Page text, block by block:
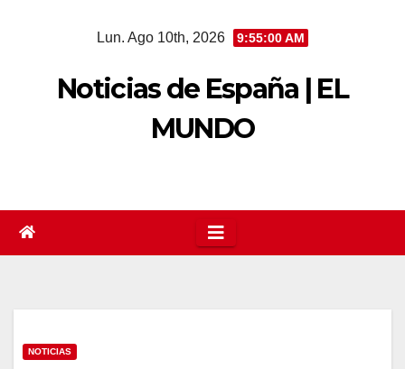
Lun. Ago 10th, 2026 9:55:01 AM
Noticias de España | EL
MUNDO
NOTICIAS